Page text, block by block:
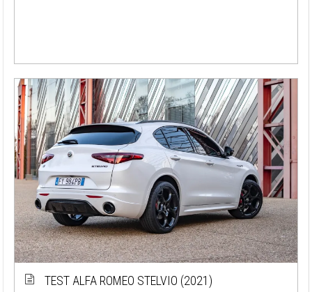
TEST ALFA ROMEO STELVIO (2021)